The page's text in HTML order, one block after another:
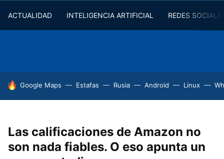
ACTUALIDAD INTELIGENCIA ARTIFICIAL REDES
HOY SE HABLA DE
Google Maps Estafas Rusia Android Linux
Las calificaciones de Amazon no
son nada fiables. O eso apunta un